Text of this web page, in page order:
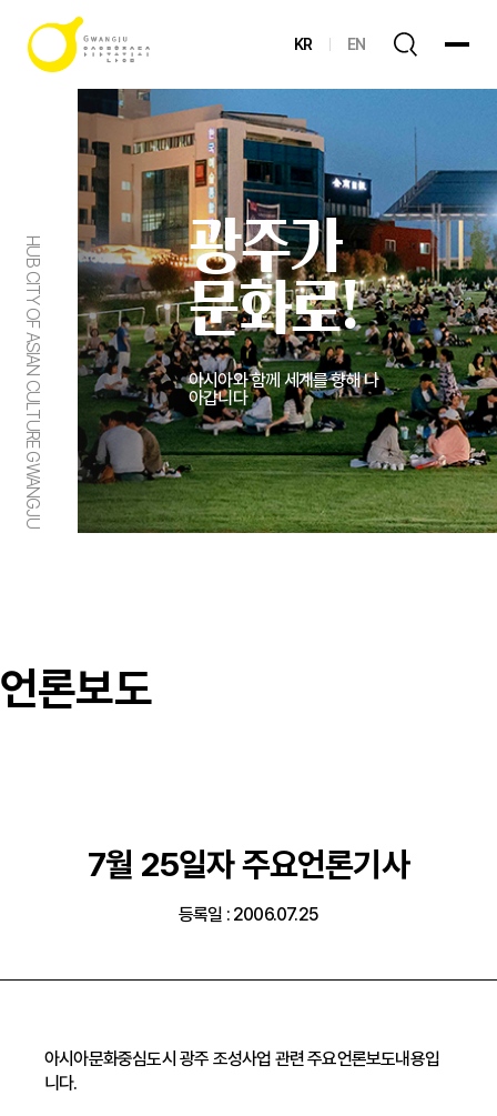
KR EN
HUB CITY OF ASIAN CULTURE GWANGJU
광주가
문화로!
아시아와 함께 세계를 향해 나
아갑니다
언론보도
7월 25일자 주요언론기사
등록일 : 2006.07.25
아시아문화중심도시 광주 조성사업 관련 주요언론보도내용입
니다.